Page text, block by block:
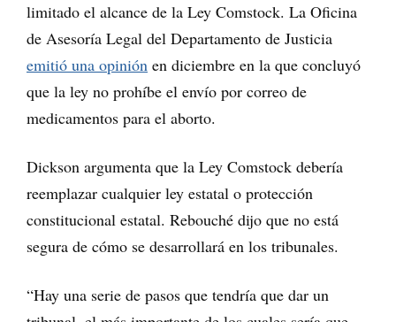
limitado el alcance de la Ley Comstock. La Oficina
de Asesoría Legal del Departamento de Justicia
emitió una opinión en diciembre en la que concluyó
que la ley no prohíbe el envío por correo de
medicamentos para el aborto.
Dickson argumenta que la Ley Comstock debería
reemplazar cualquier ley estatal o protección
constitucional estatal. Rebouché dijo que no está
segura de cómo se desarrollará en los tribunales.
“Hay una serie de pasos que tendría que dar un